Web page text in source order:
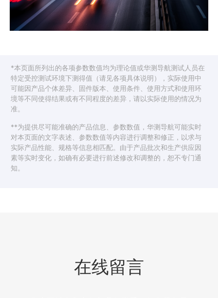
*本页面所列出的各项参数数值均为理论值或华测导航测试人员在
特定受控测试环境下测得值（请见各项具体说明），实际使用中
可能因产品个体差异、固件版本、使用条件、使用方式和使用环
境等不同使得结果或有不同程度的差异，请以实际使用的情况为
准。
**为提供尽可能准确的产品信息、参数数值，华测导航可能实时
对本页面的文字表述、参数数值等内容进行调整和修正，以求与
实际产品性能、规格等信息相匹配。由于产品批次和生产供应因
素等实时变化，如确有必要进行前述修改和调整的，恕不专门通
知。
在线留言